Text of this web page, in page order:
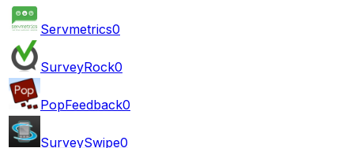
Servmetrics0
SurveyRock0
PopFeedback0
SurveySwipe0